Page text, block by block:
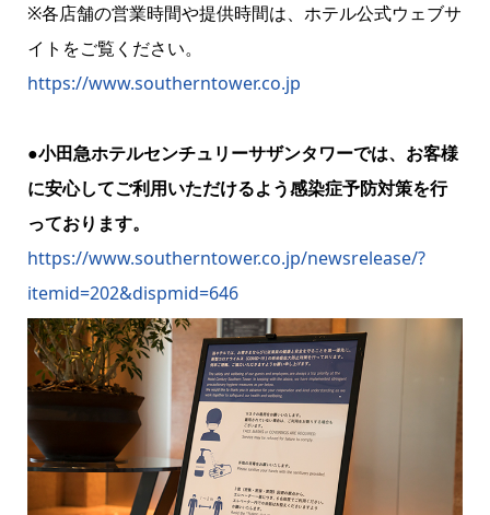
※各店舗の営業時間や提供時間は、ホテル公式ウェブサ
イトをご覧ください。
https://www.southerntower.co.jp
●小田急ホテルセンチュリーサザンタワーでは、お客様
に安心してご利用いただけるよう感染症予防対策を行
っております。
https://www.southerntower.co.jp/newsrelease/?
itemid=202&dispmid=646